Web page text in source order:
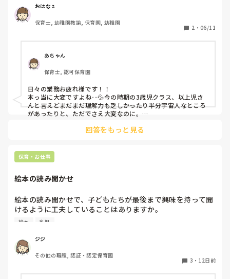
お利口な子はそんな中でもしっかりお話を聞いてくれて助か
っているのですが、手のかかる子が多すぎます…。
担任(固定)＋補助の先生で20人ほどを見ているのですが毎日
落ち着きのない子、悪いことを楽しんでやる子にはどう対応
したら良いですか？
裏では悪口を言われているのが分かるので本当に辛い。今す
ぐにでも辞めたいくらいです。
おはな🌷
保育士, 幼稚園教諭, 保育園, 幼稚園
2 ・ 06/11
あちゃん
保育士, 認可保育園
日々の業務お疲れ様です！！
本っ当に大変ですよね‥💦今の時期の3歳児クラス、以上児さ
んと言えどまだまだ理解力も乏しかったり半分宇宙人なところ
があったりと、ただでさえ大変なのに。
2人じゃ到底足りないですよね！！
りますが本当に大変です。特に、手が出てしまいトラブルに繋
がる子や落ち着きのない子などは主任の先生が数人連れ出して
やはり別の空間に一時的でも連れてそこで過ごす時間があるほ
ような気がします。
それと、逃げ回ったり部屋をうろついたりする子には「向こう
で待ってるね」など声掛けをし、一切追いかけず遠くから危険
のないように見守る方がいいそうです。そのうち帰ってくるの
私自身も7人程、特性のある子達がいるクラスを持っているの
で、大変さは身に染みて分かります。
お互い相談できる先生に相談しながら、少しずつ成功体験を増
やして頑張って意義しょう！！
回答をもっと見る
保育・お仕事
絵本の読み聞かせ
絵本の読み聞かせで、子どもたちが最後まで興味を持って聞
けるように工夫していることはありますか。
年齢によって集中できる時間が違うので、読む絵本や読み方
皆さんが意識していることや、おすすめの絵本があれば教え
てください。
出来れば乳児でお願いします。
絵本 乳児
ジジ
その他の職種, 認証・認定保育園
3 ・ 12日前